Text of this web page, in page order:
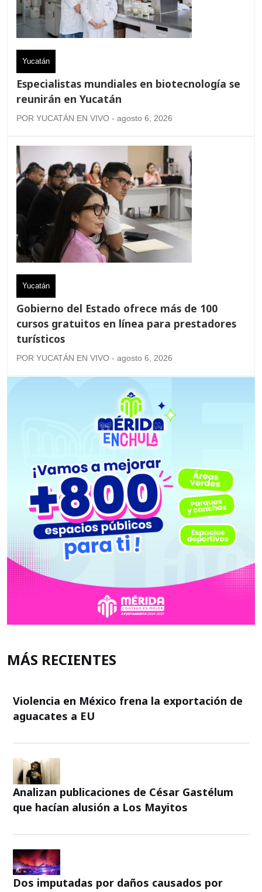
Yucatán
Especialistas mundiales en biotecnología se
reunirán en Yucatán
POR YUCATÁN EN VIVO - agosto 6, 2026
Yucatán
Gobierno del Estado ofrece más de 100
cursos gratuitos en línea para prestadores
turísticos
POR YUCATÁN EN VIVO - agosto 6, 2026
MÁS RECIENTES
Violencia en México frena la exportación de
aguacates a EU
Analizan publicaciones de César Gastélum
que hacían alusión a Los Mayitos
Dos imputadas por daños causados por